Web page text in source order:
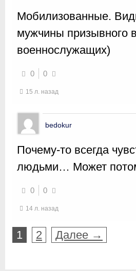
Мобилизованные.
мужчины призывного
военнослужащих)
0 0
15 л. назад
bedokur
Почему-то всегда
людьми… Может
0 0
14 л. назад
1 2 Далее →